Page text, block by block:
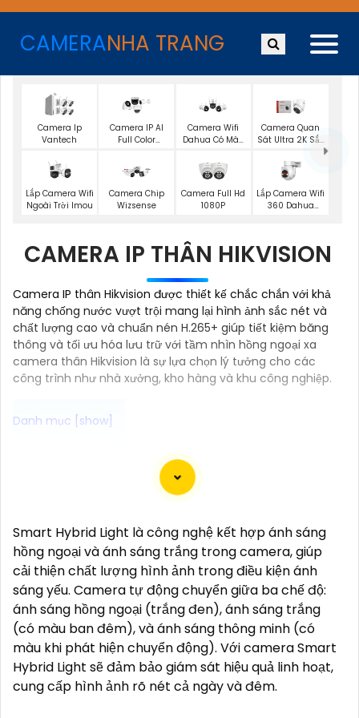
CAMERANHA TRANG
Camera Ip
Vantech
Camera IP AI
Full Color
Camera Wifi
Dahua Có Màu
Camera Quan
Sát Ultra 2K Sắc
Lắp Camera Wifi
Ngoài Trời Imou
Camera Chip
Wizsense
Camera Full Hd
1080P
Lắp Camera Wifi
360 Dahua
CAMERA IP THÂN HIKVISION
Camera IP thân Hikvision được thiết kế chắc chắn với khả
năng chống nước vượt trội mang lại hình ảnh sắc nét và
chất lượng cao và chuẩn nén H.265+ giúp tiết kiệm băng
thông và tối ưu hóa lưu trữ với tầm nhìn hồng ngoại xa
camera thân Hikvision là sự lựa chọn lý tưởng cho các
công trình như nhà xưởng, kho hàng và khu công nghiệp.
Dĩ nhiên, dưới đây là một mẫu văn bản giới thiệu
dành cho dự án lắp đặt camera Hikvision giá rẻ và
Chào quý khách hàng,
Chúng tôi xin trân trọng giới thiệu đến quý vị dịch vụ
lắp đặt camera Hikvision giá rẻ và chuyên nghiệp
cho dự án của quý vị.
Với kinh nghiệm lâu năm trong lĩnh vực lắp đặt
camera an ninh, đội ngũ kỹ thuật viên của chúng tôi
cam kết sẽ mang đến cho quý vị những giải pháp an
ninh hiệu quả, đáng tin cậy và tiết kiệm chi phí.
Camera của Hikvision được biết đến là một trong
Smart Hybrid Light là công nghệ kết hợp ánh sáng
hồng ngoại và ánh sáng trắng trong camera, giúp
cải thiện chất lượng hình ảnh trong điều kiện ánh
sáng yếu. Camera tự động chuyển giữa ba chế độ:
ánh sáng hồng ngoại (trắng đen), ánh sáng trắng
(có màu ban đêm), và ánh sáng thông minh (có
màu khi phát hiện chuyển động). Với camera Smart
Hybrid Light sẽ đảm bảo giám sát hiệu quả linh hoạt,
cung cấp hình ảnh rõ nét cả ngày và đêm.